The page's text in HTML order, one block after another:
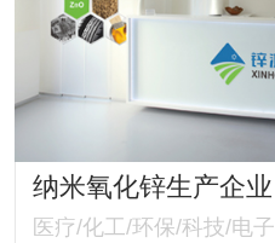
医疗/化工/环保/科技/电子